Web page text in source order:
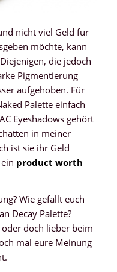
nicht viel Geld für
möchte, kann
die jedoch
Pigmentierung
aufgehoben. Für
Palette einfach
Eyeshadows gehört
in meiner
ist sie ihr Geld
product worth
Wie gefällt euch
Decay Palette?
doch lieber beim
mal eure Meinung